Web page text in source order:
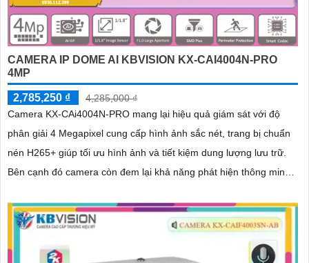
CAMERA IP DOME AI KBVISION KX-CAI4004N-PRO
4MP
2,785,250 ₫
4,285,000 ₫
Camera KX-CAi4004N-PRO mang lại hiệu quả giám sát với độ
phân giải 4 Megapixel cung cấp hình ảnh sắc nét, trang bị chuẩn
nén H265+ giúp tối ưu hình ảnh và tiết kiệm dung lượng lưu trữ.
Bên cạnh đó camera còn đem lại khả năng phát hiện thông minh
bảo vệ an ninh hiệu quả